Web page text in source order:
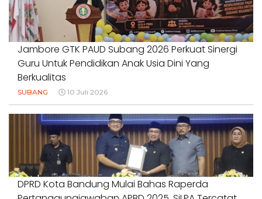
Jambore GTK PAUD Subang 2026 Perkuat Sinergi
Guru Untuk Pendidikan Anak Usia Dini Yang
Berkualitas
SUBANG 10 Juli 2026
DPRD Kota Bandung Mulai Bahas Raperda